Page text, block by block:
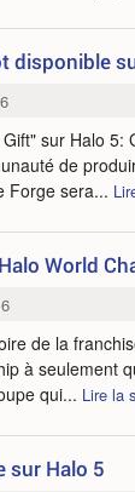
disponible
sur Halo 5:
de
Forge sera...
World
de la
à seulement
qui... Lire la
sur Halo 5